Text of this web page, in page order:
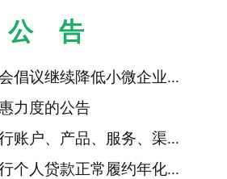
公 告
倡议继续降低小微企业...
力度的公告
账户、产品、服务、渠...
个人贷款正常履约年化...